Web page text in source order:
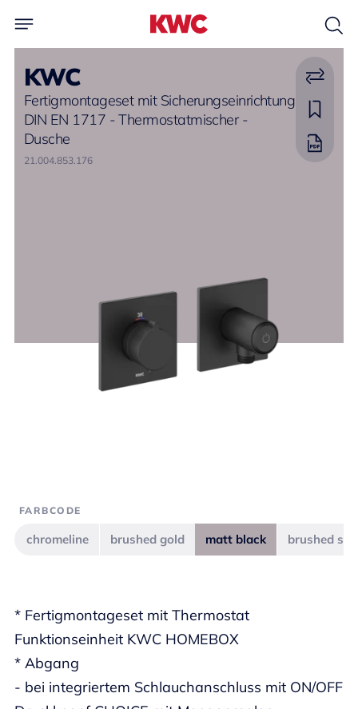
KWC
Fertigmontageset mit Sicherungseinrichtung
DIN EN 1717 - Thermostatmischer -
Dusche
21.004.853.176
* Fertigmontageset mit Thermostat
Funktionseinheit KWC HOMEBOX
* Abgang
- bei integriertem Schlauchanschluss mit ON/OFF
FARBCODE
chromeline brushed gold matt black brushed